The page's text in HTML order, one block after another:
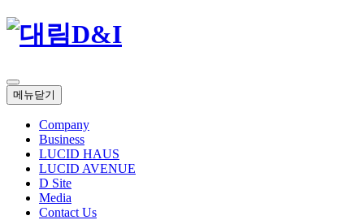
메뉴닫기
Company
Business
LUCID HAUS
LUCID AVENUE
D Site
Media
Contact Us